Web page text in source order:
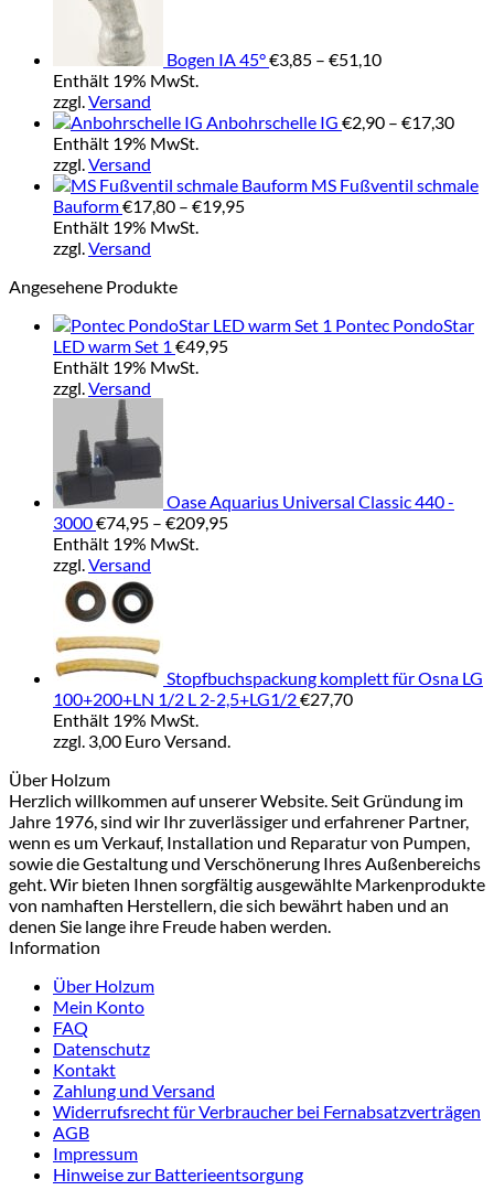
Bogen IA 45°€3,85 – €51,10
Enthält 19% MwSt.
zzgl.Versand
Anbohrschelle IG €2,90 – €17,30
Enthält 19% MwSt.
zzgl.Versand
MS Fußventil schmale
Bauform€17,80 – €19,95Preisspanne:
Enthält 19% MwSt.
zzgl.Versand
Angesehene Produkte
Pontec PondoStar
LED warm Set 1 €49,95
Enthält 19% MwSt.
zzgl.Versand
Oase Aquarius Universal Classic 440 -
3000€74,95 – €209,95Preisspanne:
Enthält 19% MwSt.
zzgl.Versand
Stopfbuchspackung komplett für Osna LG
100+200+LN 1/2 L 2-2,5+LG1/2€27,70
Enthält 19% MwSt.
zzgl. 3,00 Euro Versand.
Über Holzum
Herzlich willkommen auf unserer Website. Seit Gründung im
Jahre 1976, sind wir Ihr zuverlässiger und erfahrener Partner,
wenn es um Verkauf, Installation und Reparatur von Pumpen,
sowie die Gestaltung und Verschönerung Ihres Außenbereichs
geht. Wir bieten Ihnen sorgfältig ausgewählte Markenprodukte
von namhaften Herstellern, die sich bewährt haben und an
denen Sie lange ihre Freude haben werden.
Information
Über Holzum
Mein Konto
FAQ
Datenschutz
Kontakt
Zahlung und Versand
Widerrufsrecht für Verbraucher bei Fernabsatzverträgen
AGB
Impressum
Hinweise zur Batterieentsorgung